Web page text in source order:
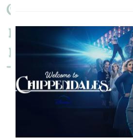
Pour
Être
Spéciale
?